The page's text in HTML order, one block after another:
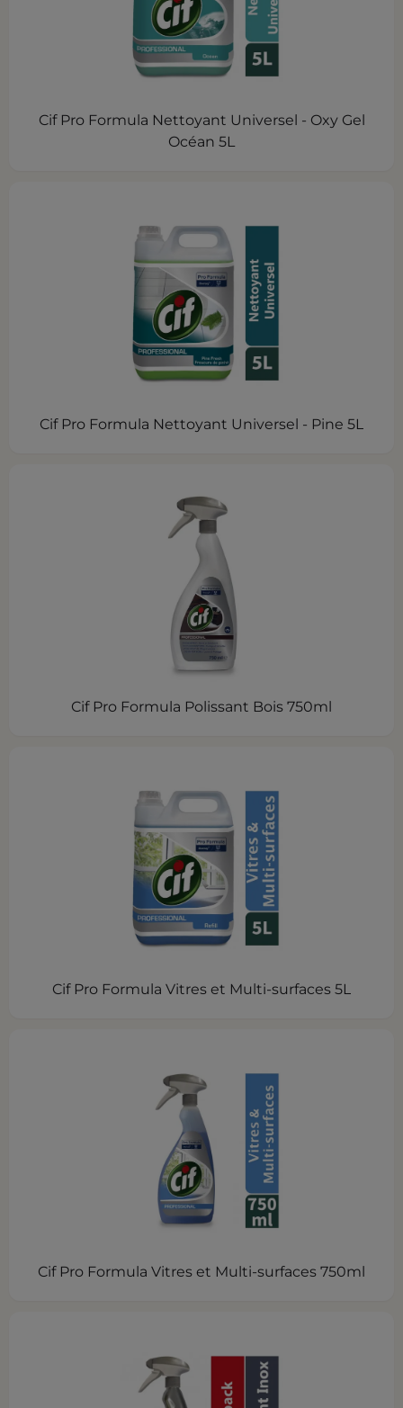
Cif Pro Formula Nettoyant Universel - Oxy Gel
Océan 5L
Cif Pro Formula Nettoyant Universel - Pine 5L
Cif Pro Formula Polissant Bois 750ml
Cif Pro Formula Vitres et Multi-surfaces 5L
Cif Pro Formula Vitres et Multi-surfaces 750ml